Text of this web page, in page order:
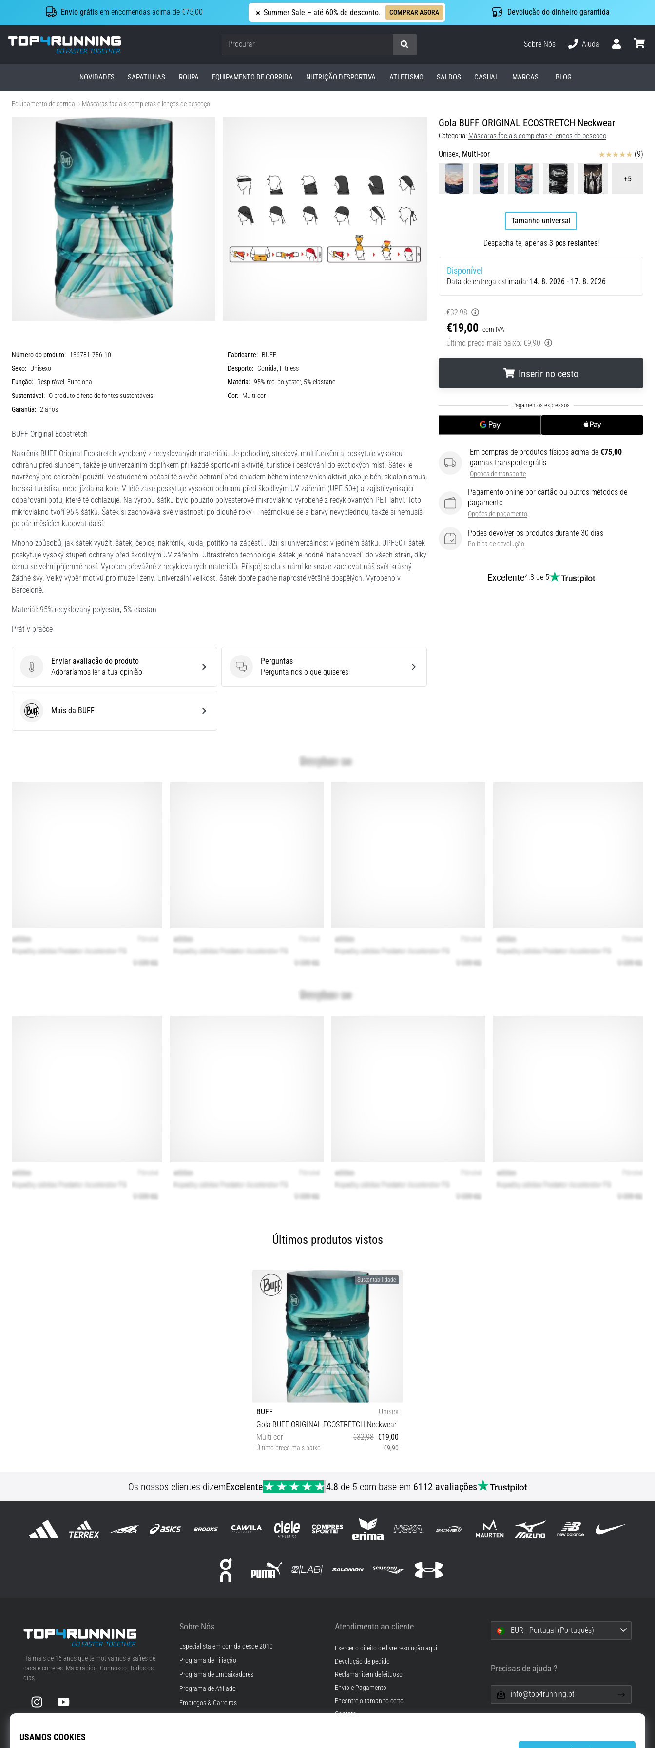
Envio grátis em encomendas acima de €75,00 ☀️ Summer Sale – até 60% de desconto. COMPRAR AGORA Devolução do dinheiro garantida
Top4Running.pt
Procurar
Sobre Nós
Ajuda
NOVIDADES SAPATILHAS ROUPA EQUIPAMENTO DE CORRIDA NUTRIÇÃO DESPORTIVA ATLETISMO SALDOS CASUAL MARCAS BLOG
Equipamento de corrida Máscaras faciais completas e lenços de pescoço
Gola BUFF ORIGINAL ECOSTRETCH Neckwear
Categoria: Máscaras faciais completas e lenços de pescoço
Unisex, Multi-cor Avaliação (9)
+5
Tamanho universal
Despacha-te, apenas 3 pcs restantes!
Disponível
Data de entrega estimada: 14. 8. 2026 - 17. 8. 2026
€32,98
€19,00 com IVA
Último preço mais baixo: €9,90
Inserir no cesto
Em compras de produtos físicos acima de €75,00
ganhas transporte grátis
Opções de transporte
Pagamento online por cartão ou outros métodos de
pagamento
Opções de pagamento
Podes devolver os produtos durante 30 dias
Política de devolução
Excelente4.8 de 5
Número do produto: 136781-756-10 Fabricante: BUFF
Sexo: Unisexo Desporto: Corrida, Fitness
Função: Respirável, Funcional Matéria: 95% rec. polyester, 5% elastane
Sustentável: O produto é feito de fontes sustentáveis Cor: Multi-cor
Garantia: 2 anos
BUFF Original Ecostretch
Nákrčník BUFF Original Ecostretch vyrobený z recyklovaných materiálů. Je pohodlný, strečový, multifunkční a poskytuje vysokou
ochranu před sluncem, takže je univerzálním doplňkem při každé sportovní aktivitě, turistice i cestování do exotických míst. Šátek je
navržený pro celoroční použití. Ve studeném počasí tě skvěle ochrání před chladem během intenzivních aktivit jako je běh, skialpinismus,
horská turistika, nebo jízda na kole. V létě zase poskytuje vysokou ochranu před škodlivým UV zářením (UPF 50+) a zajistí vynikající
odpařování potu, které tě ochlazuje. Na výrobu šátku bylo použito polyesterové mikrovlákno vyrobené z recyklovaných PET lahví. Toto
mikrovlákno tvoří 95% šátku. Šátek si zachovává své vlastnosti po dlouhé roky – nežmolkuje se a barvy nevyblednou, takže si nemusíš
po pár měsících kupovat další.
Mnoho způsobů, jak šátek využít: šátek, čepice, nákrčník, kukla, potítko na zápěstí… Užij si univerzálnost v jediném šátku. UPF50+ šátek
poskytuje vysoký stupeň ochrany před škodlivým UV zářením. Ultrastretch technologie: šátek je hodně “natahovací” do všech stran, díky
čemu se velmi příjemně nosí. Vyroben převážně z recyklovaných materiálů. Přispěj spolu s námi ke snaze zachovat náš svět krásný.
Žádné švy. Velký výběr motivů pro muže i ženy. Univerzální velikost. Šátek dobře padne naprosté většině dospělých. Vyrobeno v
Barceloně.
Materiál: 95% recyklovaný polyester, 5% elastan
Prát v pračce
Enviar avaliação do produto
Enviar avaliação do produto
Adoraríamos ler a tua opinião
Perguntas
Perguntas
Pergunta-nos o que quiseres
BUFF Mais da BUFF
Últimos produtos vistos
Sustentabilidade
BUFF
Unisex
Gola BUFF ORIGINAL ECOSTRETCH Neckwear
Multi-cor
€32,98 €19,00
Último preço mais baixo €9,90
Os nossos clientes dizemExcelente 4.8 de 5 com base em 6112 avaliações
Top4Running.pt
Há mais de 16 anos que te motivamos a saíres de
casa e correres. Mais rápido. Connosco. Todos os
dias.
InstagramYouTube
Sobre Nós
Especialista em corrida desde 2010
Programa de Filiação
Programa de Embaixadores
Programa de Afiliado
Empregos & Carreiras
Atendimento ao cliente
Exercer o direito de livre resolução aqui
Devolução de pedido
Reclamar item defeituoso
Envio e Pagamento
Encontre o tamanho certo
Contato
EUR - Portugal (Português)
Precisas de ajuda ?
info@top4running.pt